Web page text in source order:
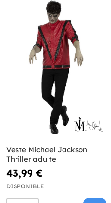
Veste Michael Jackson
Thriller adulte
43,99 €
DISPONIBLE